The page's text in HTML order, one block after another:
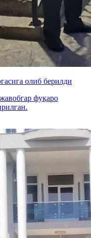
олиб берилди
фуқаро